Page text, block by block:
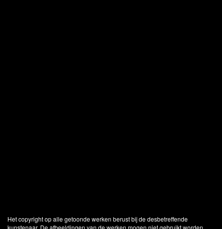
Het copyright op alle getoonde werken berust bij de desbetreffende
kunstenaar. De afbeeldingen van de werken mogen niet gebruikt worden